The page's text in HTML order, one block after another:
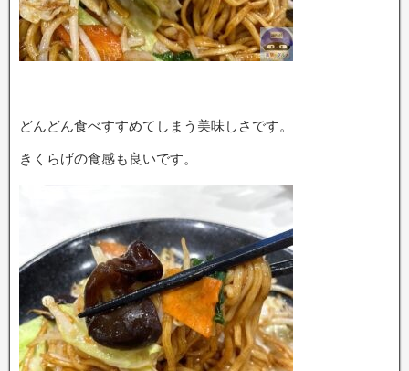
どんどん食べすすめてしまう美味しさです。
きくらげの食感も良いです。